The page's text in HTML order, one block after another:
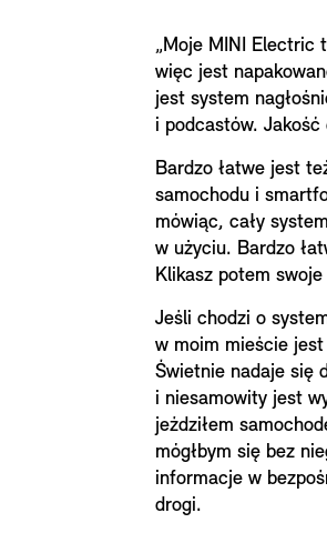
„Moje MINI Electric
więc jest
jest system
i podcastów.
Bardzo łatwe jest
samochodu i
mówiąc, cały
w użyciu. Bardzo
Klikasz potem
Jeśli chodzi o
w moim mieście
Świetnie nadaje się
i niesamowity jest
jeździłem
mógłbym się bez
informacje w
drogi.